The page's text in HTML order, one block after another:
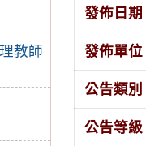
教師
發佈日期
發佈單位
公告類別
公告等級